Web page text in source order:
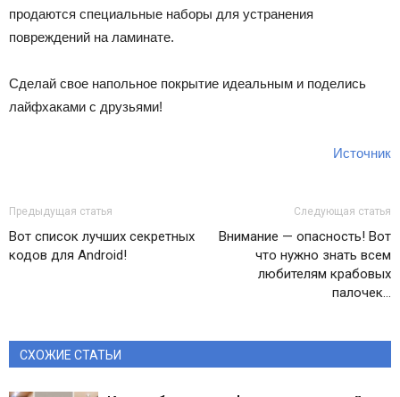
продаются специальные наборы для устранения
повреждений на ламинате.
Сделай свое напольное покрытие идеальным и поделись
лайфхаками с друзьями!
Источник
Предыдущая статья
Вот список лучших секретных
кодов для Android!
Следующая статья
Внимание — опасность! Вот
что нужно знать всем
любителям крабовых
палочек…
СХОЖИЕ СТАТЬИ